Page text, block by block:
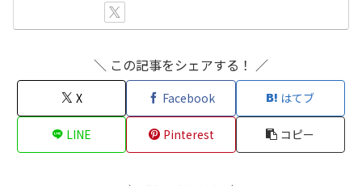
＼ この記事をシェアする！ ／
X Facebook はてブ
LINE Pinterest コピー